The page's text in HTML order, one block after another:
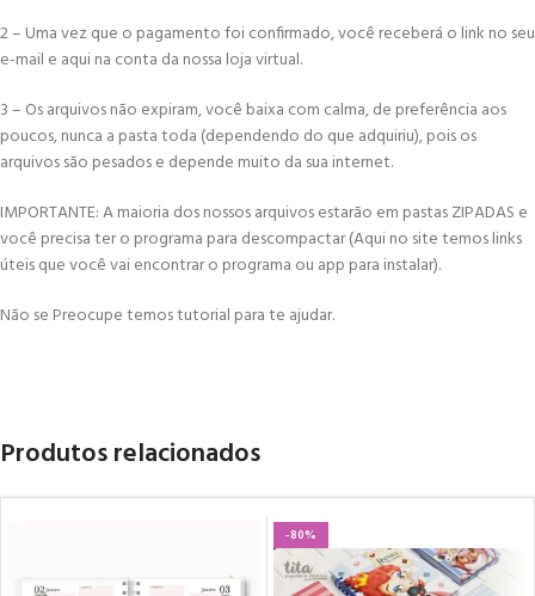
2 – Uma vez que o pagamento foi confirmado, você receberá o link no seu
e-mail e aqui na conta da nossa loja virtual.
3 – Os arquivos não expiram, você baixa com calma, de preferência aos
poucos, nunca a pasta toda (dependendo do que adquiriu), pois os
arquivos são pesados e depende muito da sua internet.
IMPORTANTE: A maioria dos nossos arquivos estarão em pastas ZIPADAS e
você precisa ter o programa para descompactar (Aqui no site temos links
úteis que você vai encontrar o programa ou app para instalar).
Não se Preocupe temos tutorial para te ajudar.
Produtos relacionados
-80%